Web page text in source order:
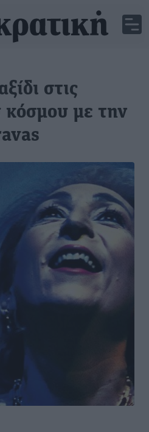
στις
κόσμου με την